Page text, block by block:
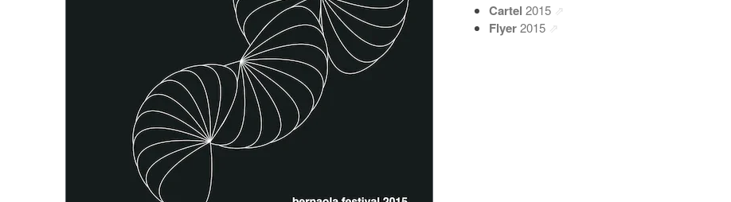
Cartel 2015
Flyer2015